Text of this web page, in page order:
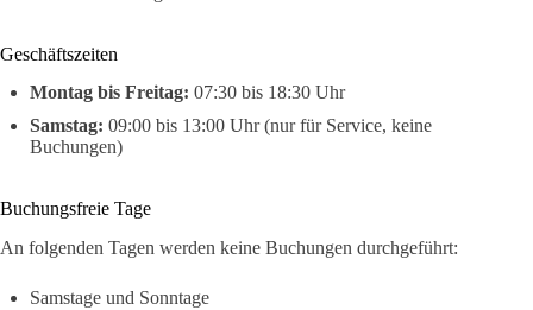
Geschäftszeiten
Montag bis Freitag: 07:30 bis 18:30 Uhr
Samstag: 09:00 bis 13:00 Uhr (nur für Service, keine
Buchungen)
Buchungsfreie Tage
An folgenden Tagen werden keine Buchungen durchgeführt:
Samstage und Sonntage